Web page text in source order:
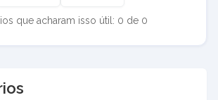
que acharam isso útil: 0 de 0